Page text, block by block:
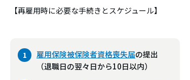
【再雇用時に必要な手続きとスケジュール】
雇用保険被保険者資格喪失届の提出
（退職日の翌々日から10日以内）